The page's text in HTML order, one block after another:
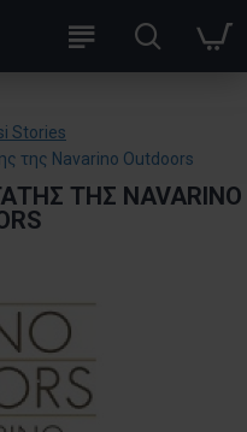
Stories
της Navarino Outdoors
ΤΗΣ NAVARINO